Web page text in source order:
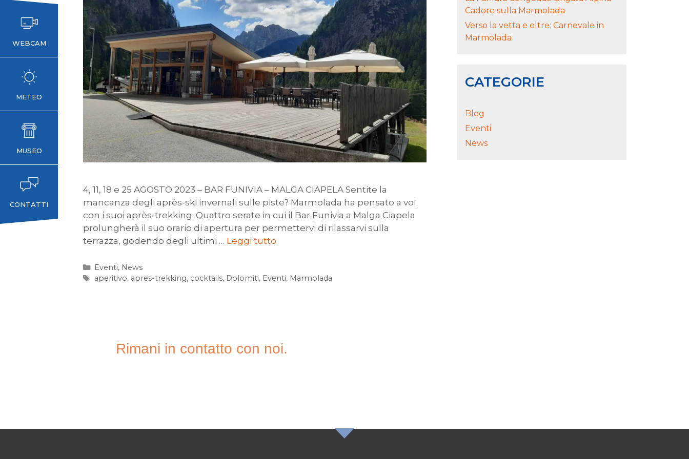
4, 11, 18 e 25 AGOSTO 2023 – BAR FUNIVIA – MALGA CIAPELA Sentite la
mancanza degli après-ski invernali sulle piste? Marmolada ha pensato a voi
con i suoi après-trekking. Quattro serate in cui il Bar Funivia a Malga Ciapela
prolungherà il suo orario di apertura per permettervi di rilassarvi sulla
terrazza, godendo degli ultimi … Leggi tutto
Eventi, News
aperitivo, apres-trekking, cocktails, Dolomiti, Eventi, Marmolada
Cadore sulla Marmolada
Verso la vetta e oltre: Carnevale in
Marmolada
CATEGORIE
Blog
Eventi
News
WEBCAM
METEO
MUSEO
CONTATTI
Rimani in contatto con noi.